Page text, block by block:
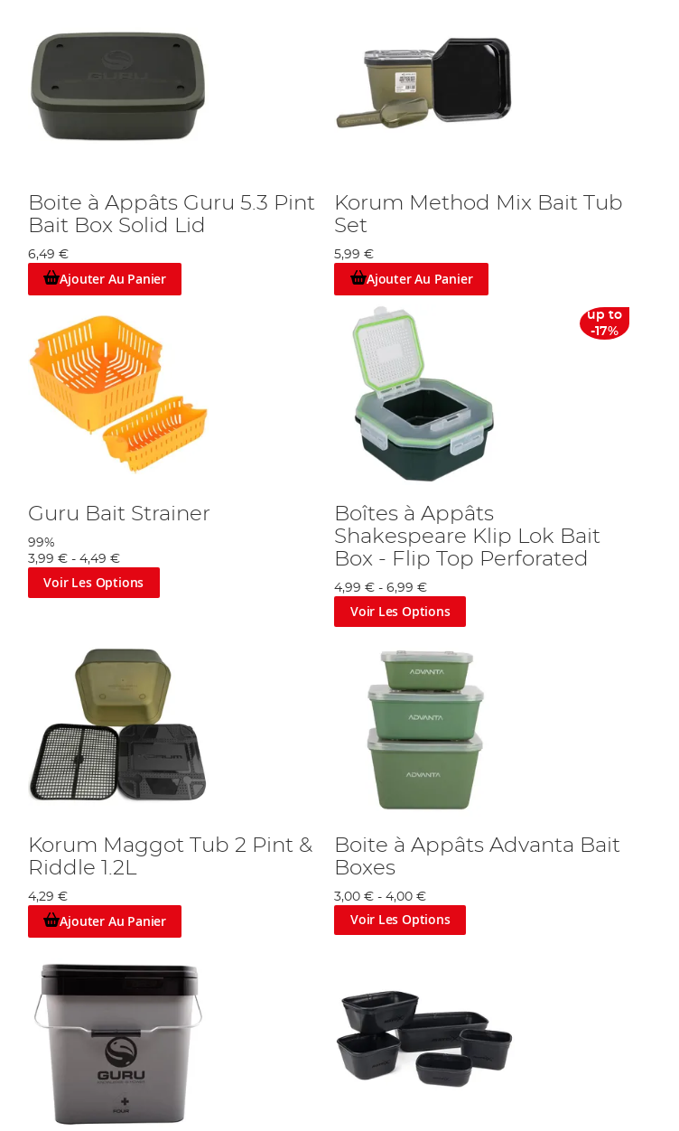
garder fraîche votre amorce lorsque vous n’êtes pas au bord. La ventilation est essentielle de garder
couvercles ventilés avec beaucoup de leurs produits.
l’additif liquide
pendant la dernière sortie, et vous ne savez pas combien de temps l’appât s’est imprégné ? Vous
de stockage, vous pouvez garder une trace de votre amorce loin de la berge ainsi que sur. Nous stockons de
pour qui l’organisation professionnel est une exigence, nous avons la solution pour vous ! Notre équipe est
de la pêche.
Boite à Appâts Guru 5.3 Pint
Bait Box Solid Lid
6,49 €
Ajouter Au Panier
Korum Method Mix Bait Tub
Set
5,99 €
Ajouter Au Panier
Guru Bait Strainer
99%
3,99 €- 4,49 €
Voir Les Options
up to
-17%
Boîtes à Appâts
Shakespeare Klip Lok Bait
Box - Flip Top Perforated
4,99 € -6,99 €
Voir Les Options
Korum Maggot Tub 2 Pint &
Riddle 1.2L
4,29 €
Ajouter Au Panier
Boite à Appâts Advanta Bait
Boxes
3,00 € -4,00 €
Voir Les Options